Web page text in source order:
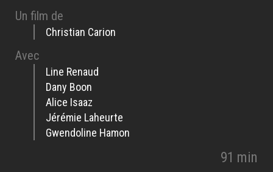
Un film de
Christian Carion
Avec
Line Renaud
Dany Boon
Alice Isaaz
Jérémie Laheurte
Gwendoline Hamon
91 min